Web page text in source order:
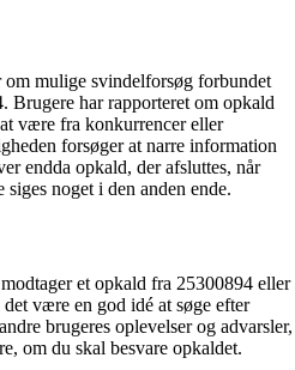
mulige svindelforsøg forbundet
Brugere har rapporteret om opkald
være fra konkurrencer eller
forsøger at narre information
endda opkald, der afsluttes, når
noget i den anden ende.
et opkald fra 25300894 eller
være en god idé at søge efter
brugeres oplevelser og advarsler,
om du skal besvare opkaldet.